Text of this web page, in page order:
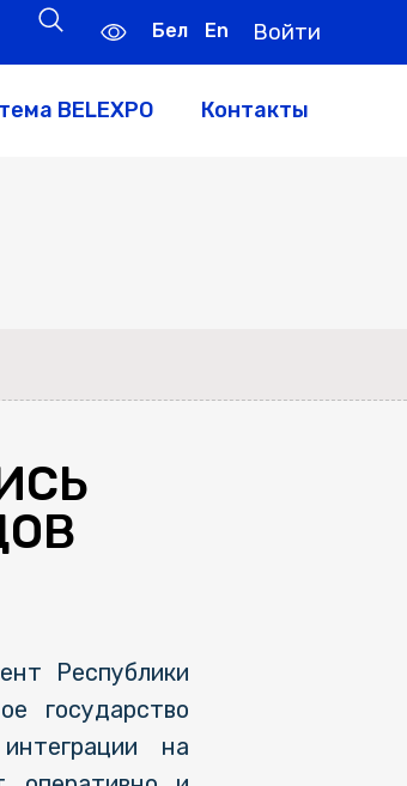
Бел En Войти
BELEXPO Контакты
Реcпублики
государство
на